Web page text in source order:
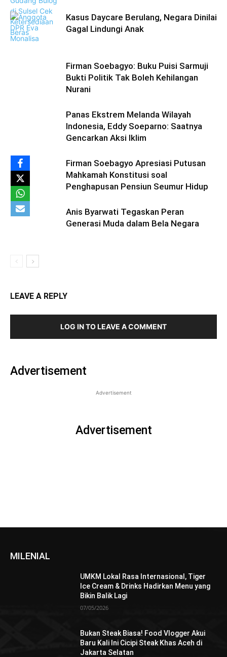
Kasus Daycare Berulang, Negara Dinilai
Gagal Lindungi Anak
Firman Soebagyo: Buku Puisi Sarmuji
Bukti Politik Tak Boleh Kehilangan
Nurani
Panas Ekstrem Melanda Wilayah
Indonesia, Eddy Soeparno: Saatnya
Gencarkan Aksi Iklim
Firman Soebagyo Apresiasi Putusan
Mahkamah Konstitusi soal
Penghapusan Pensiun Seumur Hidup
Anis Byarwati Tegaskan Peran
Generasi Muda dalam Bela Negara
LEAVE A REPLY
LOG IN TO LEAVE A COMMENT
Advertisement
Advertisement
Advertisement
MILENIAL
UMKM Lokal Rasa Internasional, Tiger
Ice Cream & Drinks Hadirkan Menu yang
Bikin Balik Lagi
07/05/2026
Bukan Steak Biasa! Food Vlogger Akui
Baru Kali Ini Cicipi Steak Khas Aceh di
Jakarta Selatan